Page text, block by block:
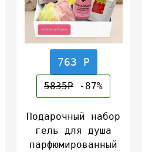
763 Р
5835Р -87%
Подарочный набор
гель для душа
парфюмированный